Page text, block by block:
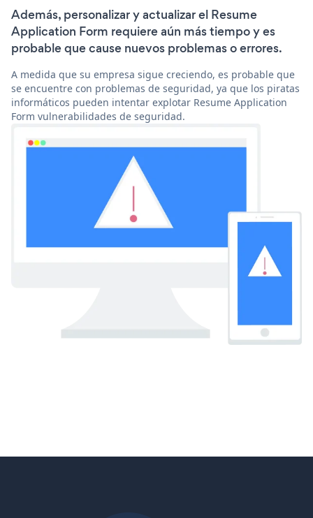
Además, personalizar y actualizar el Resume
Application Form requiere aún más tiempo y es
probable que cause nuevos problemas o errores.
A medida que su empresa sigue creciendo, es probable que
se encuentre con problemas de seguridad, ya que los piratas
informáticos pueden intentar explotar Resume Application
Form vulnerabilidades de seguridad.